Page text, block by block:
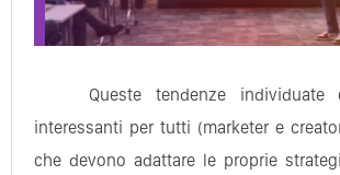
Queste tendenze individuate
interessanti per tutti (marketer e
che devono adattare le proprie